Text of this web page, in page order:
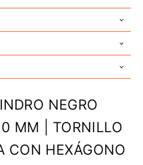
NEGRO
MM | TORNILLO
CON HEXÁGONO